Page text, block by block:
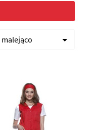
malejąco